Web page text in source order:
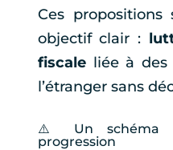
Ces propositions
objectif clair :
fiscaleliée à des
l’étranger sans
⚠️ Un schéma
progression